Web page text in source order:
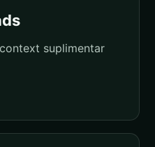
suplimentar